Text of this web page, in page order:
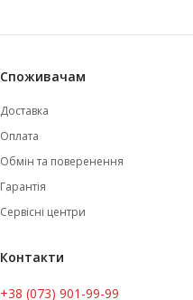
Споживачам
Доставка
Оплата
Обмін та поверенення
Гарантія
Сервісні центри
Контакти
+38 (073) 901-99-99